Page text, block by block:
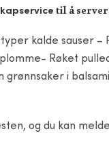
til å
kalde sauser –
Røket
grønnsaker i
og du kan